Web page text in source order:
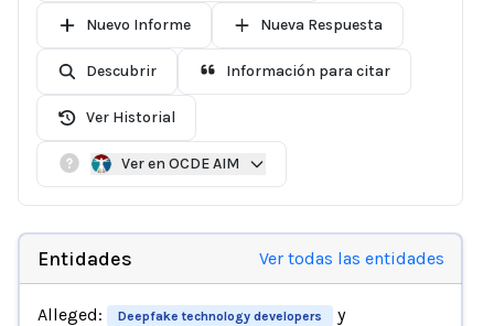
Nuevo Informe Nueva Respuesta
Descubrir Información para citar
Ver Historial
Ver en OCDE AIM
Entidades Ver todas las entidades
Alleged: Deepfake technology developers y